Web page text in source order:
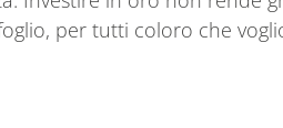
per tutti coloro che